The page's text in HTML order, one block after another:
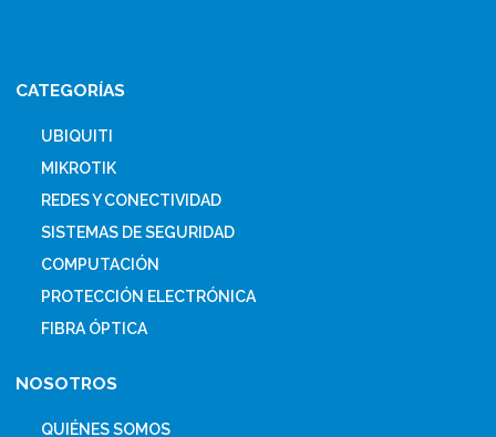
CATEGORÍAS
UBIQUITI
MIKROTIK
REDES Y CONECTIVIDAD
SISTEMAS DE SEGURIDAD
COMPUTACIÓN
PROTECCIÓN ELECTRÓNICA
FIBRA ÓPTICA
NOSOTROS
QUIÉNES SOMOS